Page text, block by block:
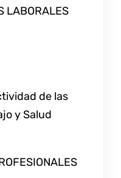
LABORALES
de las
y Salud